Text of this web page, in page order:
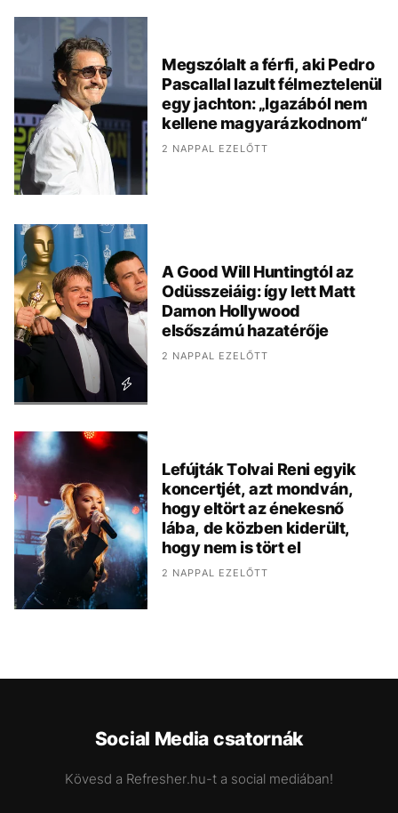
Megszólalt a férfi, aki Pedro
Pascallal lazult félmeztelenül
egy jachton: „Igazából nem
kellene magyarázkodnom“
2 NAPPAL EZELŐTT
A Good Will Huntingtól az
Odüsszeiáig: így lett Matt
Damon Hollywood
elsőszámú hazatérője
2 NAPPAL EZELŐTT
Lefújták Tolvai Reni egyik
koncertjét, azt mondván,
hogy eltört az énekesnő
lába, de közben kiderült,
hogy nem is tört el
2 NAPPAL EZELŐTT
Social Media csatornák
Kövesd a Refresher.hu-t a social mediában!